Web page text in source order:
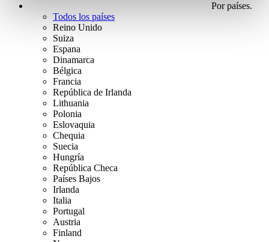
Por países.
Todos los países
Reino Unido
Suiza
Espana
Dinamarca
Bélgica
Francia
República de Irlanda
Lithuania
Polonia
Eslovaquia
Chequia
Suecia
Hungría
República Checa
Países Bajos
Irlanda
Italia
Portugal
Austria
Finland